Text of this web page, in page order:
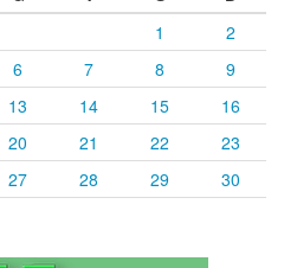
1
2
6 7 8
9
13 14 15
16
20 21 22
23
27 28 29
30